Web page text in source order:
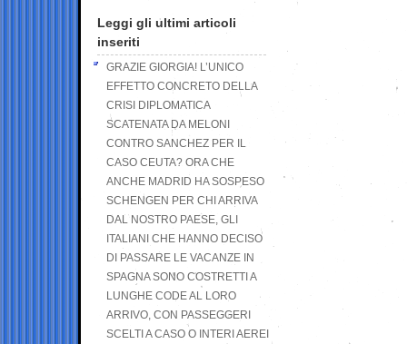
Leggi gli ultimi articoli
inseriti
GRAZIE GIORGIA! L’UNICO
EFFETTO CONCRETO DELLA
CRISI DIPLOMATICA
SCATENATA DA MELONI
CONTRO SANCHEZ PER IL
CASO CEUTA? ORA CHE
ANCHE MADRID HA SOSPESO
SCHENGEN PER CHI ARRIVA
DAL NOSTRO PAESE, GLI
ITALIANI CHE HANNO DECISO
DI PASSARE LE VACANZE IN
SPAGNA SONO COSTRETTI A
LUNGHE CODE AL LORO
ARRIVO, CON PASSEGGERI
SCELTI A CASO O INTERI AEREI